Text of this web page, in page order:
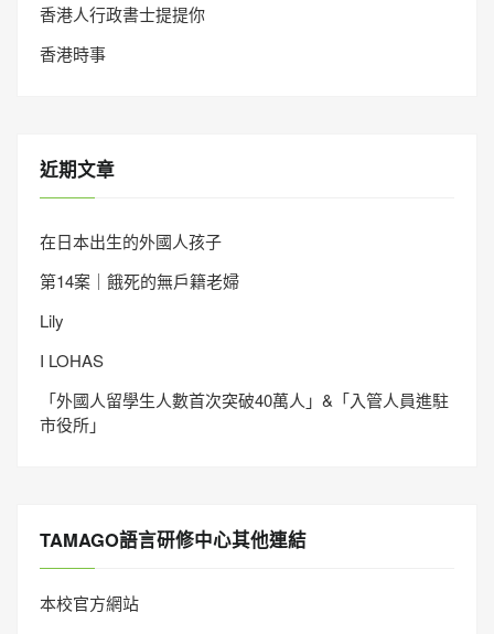
香港人行政書士提提你
香港時事
近期文章
在日本出生的外國人孩子
第14案｜餓死的無戶籍老婦
Lily
I LOHAS
「外國人留學生人數首次突破40萬人」&「入管人員進駐
市役所」
TAMAGO語言研修中心其他連結
本校官方網站